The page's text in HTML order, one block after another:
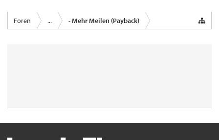
Foren ... - Mehr Meilen (Payback)